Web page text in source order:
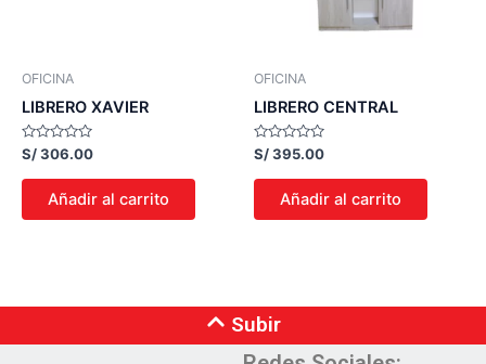
OFICINA
LIBRERO XAVIER
Valorado
con
0
S/306.00
Añadir al carrito
OFICINA
LIBRERO CENTRAL
Valorado
con
0
S/395.00
Añadir al carrito
Subir